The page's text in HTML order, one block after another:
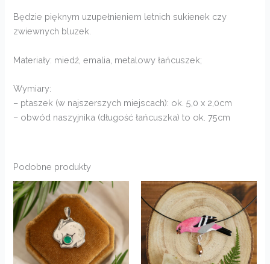
Będzie pięknym uzupełnieniem letnich sukienek czy
zwiewnych bluzek.
Materiały: miedź, emalia, metalowy łańcuszek;
Wymiary:
– ptaszek (w najszerszych miejscach): ok. 5,0 x 2,0cm
– obwód naszyjnika (długość łańcuszka) to ok. 75cm
Podobne produkty